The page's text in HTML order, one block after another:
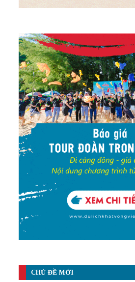
CHỦ ĐỀ MỚI